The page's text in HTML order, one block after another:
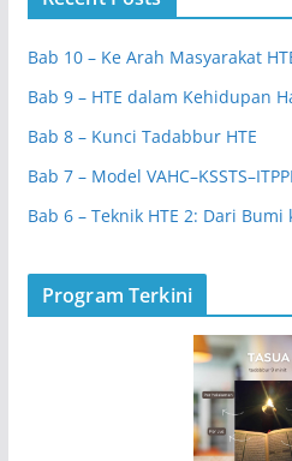
Bab 10 – Ke Arah Masyarakat
Bab 9 – HTE dalam Kehidupan
Bab 8 – Kunci Tadabbur HTE
Bab 7 – Model
Bab 6 – Teknik HTE 2: Dari
Program Terkini